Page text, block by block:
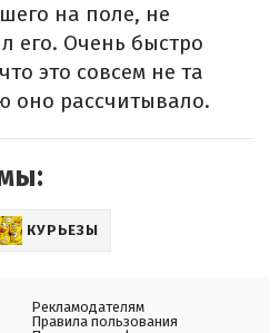
на поле, не
его. Очень быстро
это совсем не та
оно рассчитывало.
КУРЬЕЗЫ
Рекламодателям
Правила пользования